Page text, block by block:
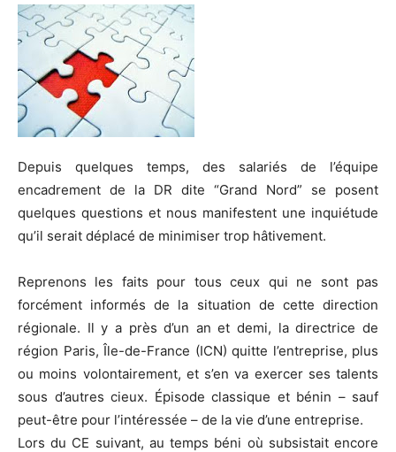
Depuis quelques temps, des salariés de l’équipe
encadrement de la DR dite “Grand Nord” se posent
quelques questions et nous manifestent une inquiétude
qu’il serait déplacé de minimiser trop hâtivement.
Reprenons les faits pour tous ceux qui ne sont pas
forcément informés de la situation de cette direction
régionale. Il y a près d’un an et demi, la directrice de
région Paris, Île-de-France (ICN) quitte l’entreprise, plus
ou moins volontairement, et s’en va exercer ses talents
sous d’autres cieux. Épisode classique et bénin – sauf
peut-être pour l’intéressée – de la vie d’une entreprise.
Lors du CE suivant, au temps béni où subsistait encore